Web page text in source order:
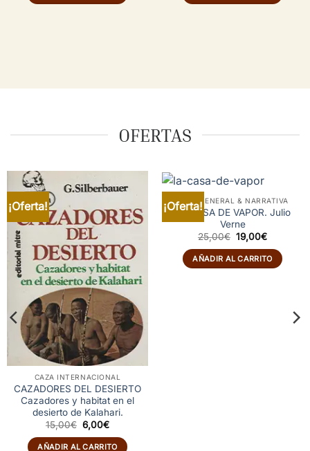
OFERTAS
¡Oferta!
CAZA INTERNACIONAL
CAZADORES DEL DESIERTO
Cazadores y habitat en el
desierto de Kalahari.
15,00€ El
precio
original
6,00€El
actual
AÑADIR AL CARRITO
¡Oferta!
CAZA GENERAL & NARRATIVA
LA CASA DE VAPOR. Julio
Verne
25,00€ El
precio
original
era:
25,00€.
19,00€El
actual
es:
19,00€.
AÑADIR AL CARRITO